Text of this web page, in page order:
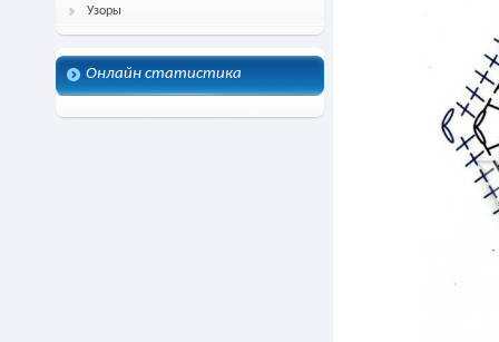
Узоры
Онлайн статистика